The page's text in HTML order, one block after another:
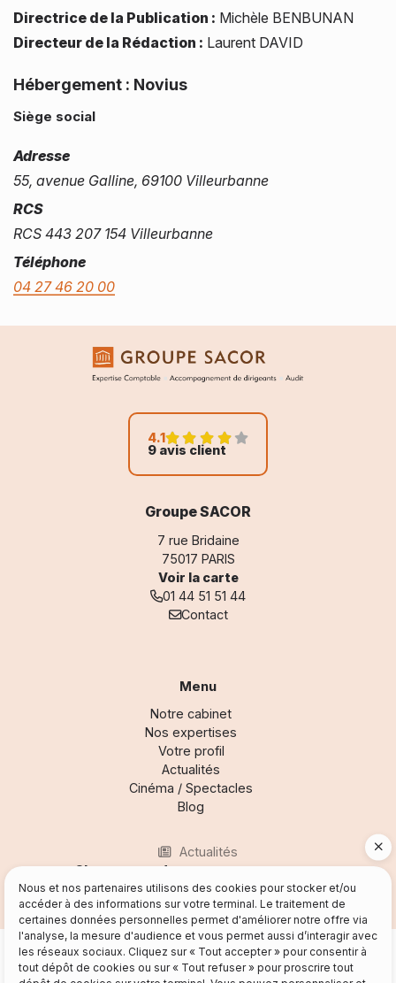
Demande de devis
01 44 51 51 44
Email
Directrice de la Publication : Michèle BENBUNAN
Directeur de la Rédaction : Laurent DAVID
Hébergement : Novius
Siège social
Adresse
55, avenue Galline, 69100 Villeurbanne
RCS
RCS 443 207 154 Villeurbanne
Téléphone
04 27 46 20 00
4.1
9 avis client
Groupe SACOR
7 rue Bridaine
75017 PARIS
Voir la carte
01 44 51 51 44
Contact
Menu
Notre cabinet
Nos expertises
Votre profil
Actualités
Cinéma / Spectacles
Blog
Actualités
Mentions légales et RGPD
Plan du site
Nous et nos partenaires utilisons des cookies pour stocker et/ou
accéder à des informations sur votre terminal. Le traitement de
certaines données personnelles permet d'améliorer notre offre via
l'analyse, la mesure d'audience et vous permet aussi d’interagir avec
les réseaux sociaux. Cliquez sur « Tout accepter » pour consentir à
tout dépôt de cookies ou sur « Tout refuser » pour proscrire tout